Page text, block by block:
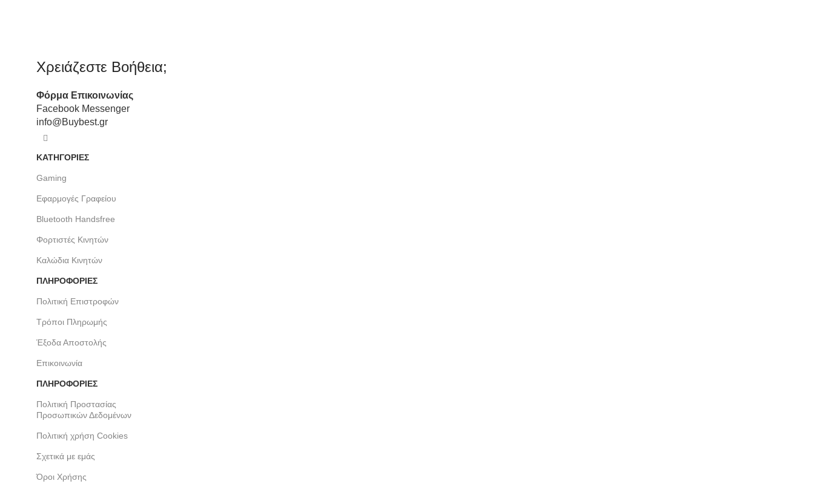
Χρειάζεστε Βοήθεια;
Φόρμα Επικοινωνίας
Facebook Messenger
info@Buybest.gr
ΚΑΤΗΓΟΡΙΕΣ
Gaming
Εφαρμογές Γραφείου
Bluetooth Handsfree
Φορτιστές Κινητών
Καλώδια Κινητών
ΠΛΗΡΟΦΟΡΙΕΣ
Πολιτική Επιστροφών
Τρόποι Πληρωμής
Έξοδα Αποστολής
Επικοινωνία
ΠΛΗΡΟΦΟΡΙΕΣ
Πολιτική Προστασίας
Προσωπικών Δεδομένων
Πολιτική χρήση Cookies
Σχετικά με εμάς
Όροι Χρήσης